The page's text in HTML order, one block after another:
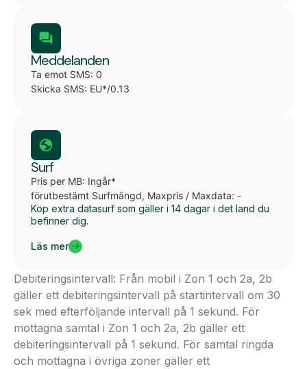
Meddelanden
Ta emot SMS: 0
Skicka SMS: EU*/0.13
Surf
Pris per MB: Ingår*
förutbestämt Surfmängd, Maxpris / Maxdata: -
Köp extra datasurf som gäller i 14 dagar i det land du
befinner dig.
Läs mer
Debiteringsintervall: Från mobil i Zon 1 och 2a, 2b
gäller ett debiteringsintervall på startintervall om 30
sek med efterföljande intervall på 1 sekund. För
mottagna samtal i Zon 1 och 2a, 2b gäller ett
debiteringsintervall på 1 sekund. För samtal ringda
och mottagna i övriga zoner gäller ett